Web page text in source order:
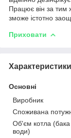
Працює він за тим
зможе істотно
Приховати
Характеристики
Основні
Виробник
Споживана
Об'єм котла
води)